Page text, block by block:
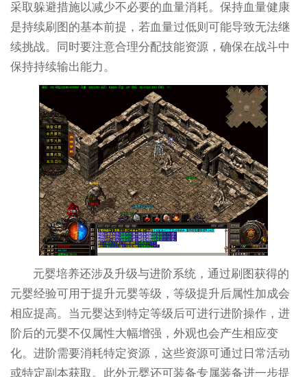
采取躲避措施以减少不必要的血量消耗。保持血量健康
是持续刷图的基本前提，若血量过低则可能导致无法继
续挑战。同时要注意合理分配技能资源，确保在战斗中
保持持续输出能力。
元婴培养还涉及升级与进阶系统，通过刷图获得的
元婴经验可用于提升元婴等级，等级提升后属性加成会
相应提高。当元婴达到特定等级后可进行进阶操作，进
阶后的元婴不仅属性大幅增强，外观也会产生相应变
化。进阶需要消耗特定资源，这些资源可通过日常活动
或特定副本获取。此外元婴还可装备专属装备进一步提